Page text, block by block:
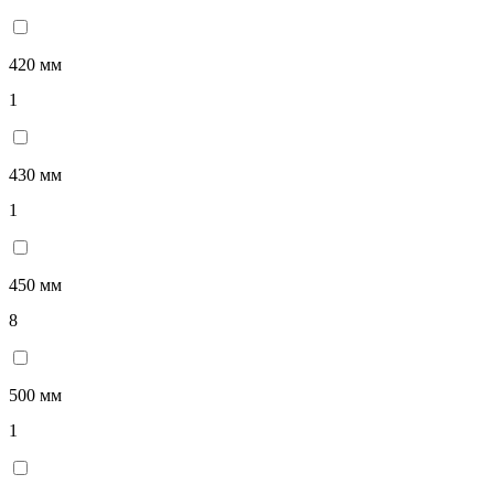
420 мм
1
430 мм
1
450 мм
8
500 мм
1